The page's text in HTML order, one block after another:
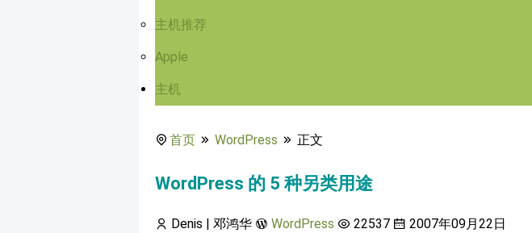
主机推荐
Apple
主机
首页 WordPress 正文
WordPress 的 5 种另类用途
Denis | 邓鸿华 WordPress 22537
2007年09月22日